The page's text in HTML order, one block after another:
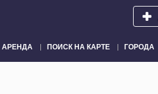
АРЕНДА ПОИСК НА КАРТЕ ГОРОДА